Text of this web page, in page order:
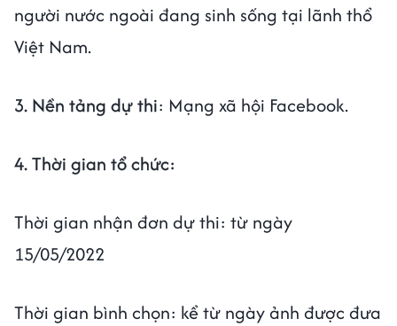
người nước ngoài đang sinh sống tại lãnh thổ
Việt Nam.
3. Nền tảng dự thi: Mạng xã hội Facebook.
4. Thời gian tổ chức:
Thời gian nhận đơn dự thi: từ ngày
15/05/2022
Thời gian bình chọn: kể từ ngày ảnh được đưa